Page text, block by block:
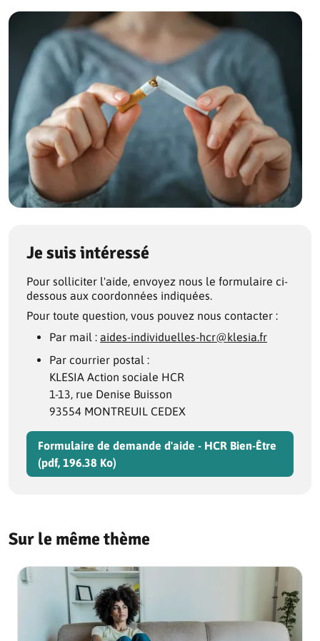
Je suis intéressé
Pour solliciter l'aide, envoyez nous le formulaire ci-
dessous aux coordonnées indiquées.
Pour toute question, vous pouvez nous contacter :
Par mail : aides-individuelles-hcr@klesia.fr
Par courrier postal :
KLESIA Action sociale HCR
1-13, rue Denise Buisson
93554 MONTREUIL CEDEX
Formulaire de demande d'aide - HCR Bien-Être
(pdf, 196.38 Ko)
Sur le même thème